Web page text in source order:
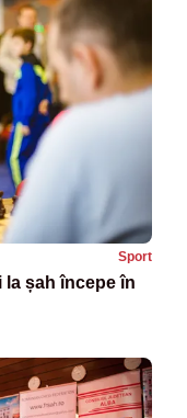
Sport
la șah începe în